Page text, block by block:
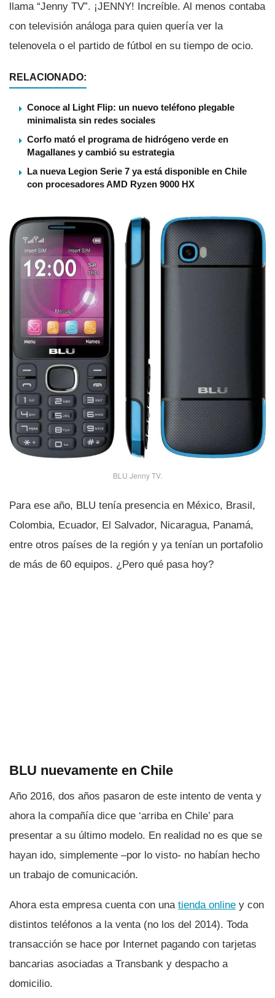
llama “Jenny TV”. ¡JENNY! Increí­ble. Al menos contaba
con televisión análoga para quien querí­a ver la
telenovela o el partido de fútbol en su tiempo de ocio.
RELACIONADO:
Conoce al Light Flip: un nuevo teléfono plegable
minimalista sin redes sociales
Corfo mató el programa de hidrógeno verde en
Magallanes y cambió su estrategia
La nueva Legion Serie 7 ya está disponible en Chile
con procesadores AMD Ryzen 9000 HX
BLU Jenny TV.
Para ese año, BLU tení­a presencia en México, Brasil,
Colombia, Ecuador, El Salvador, Nicaragua, Panamá,
entre otros paí­ses de la región y ya tení­an un portafolio
de más de 60 equipos. ¿Pero qué pasa hoy?
BLU nuevamente en Chile
Año 2016, dos años pasaron de este intento de venta y
ahora la compañí­a dice que ‘arriba en Chile’ para
presentar a su último modelo. En realidad no es que se
hayan ido, simplemente –por lo visto- no habí­an hecho
un trabajo de comunicación.
Ahora esta empresa cuenta con una tienda online y con
distintos teléfonos a la venta (no los del 2014). Toda
transacción se hace por Internet pagando con tarjetas
bancarias asociadas a Transbank y despacho a
domicilio.